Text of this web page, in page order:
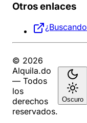
Otros enlaces
© 2026
Alquila.do
— Todos
los
derechos
reservados.
Oscuro